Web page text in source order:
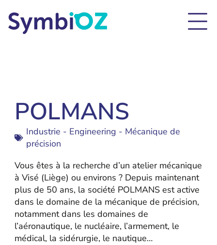
POLMANS
Industrie - Engineering - Mécanique de
précision
Vous êtes à la recherche d’un atelier mécanique
à Visé (Liège) ou environs ? Depuis maintenant
plus de 50 ans, la société POLMANS est active
dans le domaine de la mécanique de précision,
notamment dans les domaines de
l’aéronautique, le nucléaire, l’armement, le
médical, la sidérurgie, le nautique…